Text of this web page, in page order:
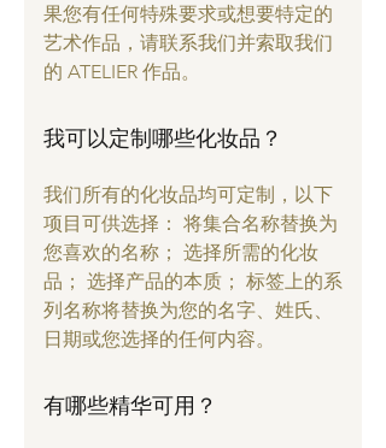
果您有任何特殊要求或想要特定的
艺术作品，请联系我们并索取我们
的 ATELIER 作品。
我可以定制哪些化妆品？
我们所有的化妆品均可定制，以下
项目可供选择： 将集合名称替换为
您喜欢的名称； 选择所需的化妆
品； 选择产品的本质； 标签上的系
列名称将替换为您的名字、姓氏、
日期或您选择的任何内容。
有哪些精华可用？